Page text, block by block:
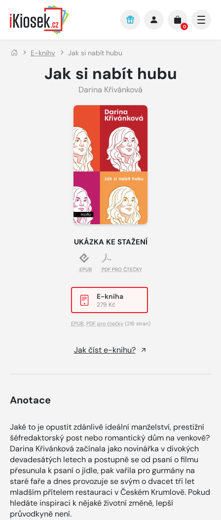
Přejít na hlavní obsah
0
E-knihy Jak si nabít hubu
Jak si nabít hubu
Darina Křivánková
UKÁZKA KE STAŽENÍ
EPUB PDF PRO ČTEČKY
E-kniha
279 Kč
EPUB, PDF pro čtečky(216 stran)
Jak číst e-knihu?
Anotace
Jaké to je opustit zdánlivě ideální manželství, prestižní
šéfredaktorský post nebo romantický dům na venkově?
Darina Křivánková začínala jako novinářka v divokých
devadesátých letech a postupně se od psaní o filmu
přesunula k psaní o jídle, pak vařila pro gurmány na
staré faře a dnes provozuje se svým o dvacet tři let
mladším přítelem restauraci v Českém Krumlově. Pokud
hledáte inspiraci k nějaké životní změně, lepší
průvodkyně není.